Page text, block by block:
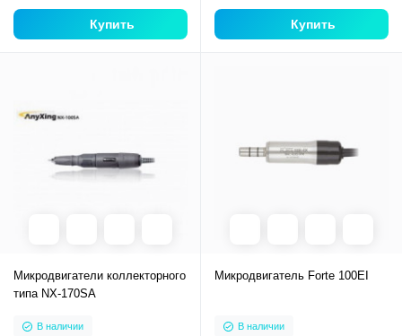
Купить Купить
Микродвигатели коллекторного
типа NX-170SA
В наличии
Микродвигатель Forte 100EI
В наличии